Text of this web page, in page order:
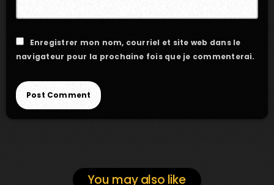
Enregistrer mon nom, courriel et site web dans le
navigateur pour la prochaine fois que je commenterai.
You may also like